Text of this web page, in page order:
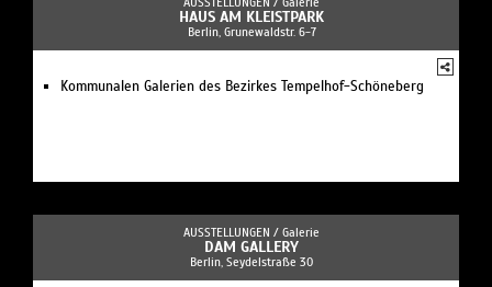
HAUS AM KLEISTPARK
Berlin, Grunewaldstr. 6-7
Kommunalen Galerien des Bezirkes Tempelhof-Schöneberg
AUSSTELLUNGEN / Galerie
DAM GALLERY
Berlin, Seydelstraße 30